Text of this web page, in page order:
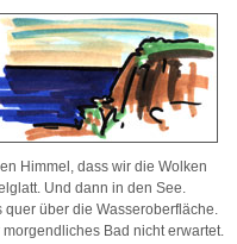
Himmel, dass wir die Wolken
Und dann in den See.
über die Wasseroberfläche.
Bad nicht erwartet.